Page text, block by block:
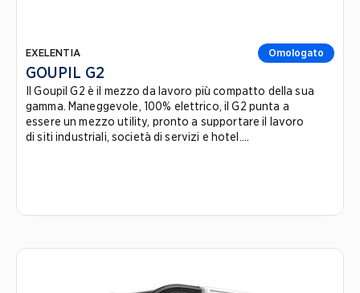
EXELENTIA Omologato
GOUPIL G2
Il Goupil G2 è il mezzo da lavoro più compatto della sua
gamma. Maneggevole, 100% elettrico, il G2 punta a
essere un mezzo utility, pronto a supportare il lavoro
di siti industriali, società di servizi e hotel....